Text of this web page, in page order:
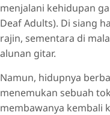
menjalani kehidupan
Deaf Adults). Di siang
rajin, sementara di
alunan gitar.
Namun, hidupnya
menemukan sebuah
membawanya kembali